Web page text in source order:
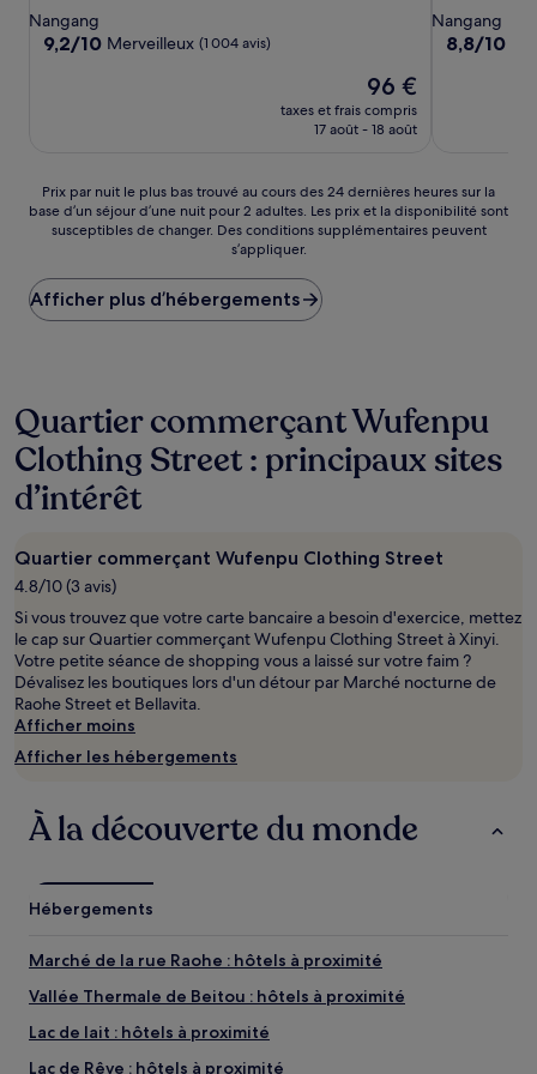
4.0 étoiles
Nangang
9.2
9,2/10 Merveilleux (1 004 avis)
Le
nouveau
prix
96 €
96 €
taxes et frais compris
17 août - 18 août
3.5 étoiles
Nangang
8.8
8,8/10
Prix
par
nuit
plus
bas
trouvé
24 dernières
heures
sur
la
base
d’un
d’une
nuit
2 adultes.
Les
prix
et
la
disponibilité
sont
changer.
Des
supplémentaires
peuvent
s’appliquer.
Prix par nuit le plus bas trouvé au cours des 24 dernières heures sur la
base d’un séjour d’une nuit pour 2 adultes. Les prix et la disponibilité sont
susceptibles de changer. Des conditions supplémentaires peuvent
s’appliquer.
Afficher plus d’hébergements
Quartier commerçant Wufenpu
Clothing Street : principaux sites
d’intérêt
Quartier commerçant Wufenpu Clothing Street
4.8/10 (3 avis)
Si vous trouvez que votre carte bancaire a besoin d'exercice, mettez
le cap sur Quartier commerçant Wufenpu Clothing Street à Xinyi.
Votre petite séance de shopping vous a laissé sur votre faim ?
Dévalisez les boutiques lors d'un détour par Marché nocturne de
Raohe Street et Bellavita.
Afficher moins
Afficher les hébergements
À la découverte du monde
Hébergements
Marché de la rue Raohe : hôtels à proximité
Vallée Thermale de Beitou : hôtels à proximité
Lac de lait : hôtels à proximité
Lac de Rêve : hôtels à proximité